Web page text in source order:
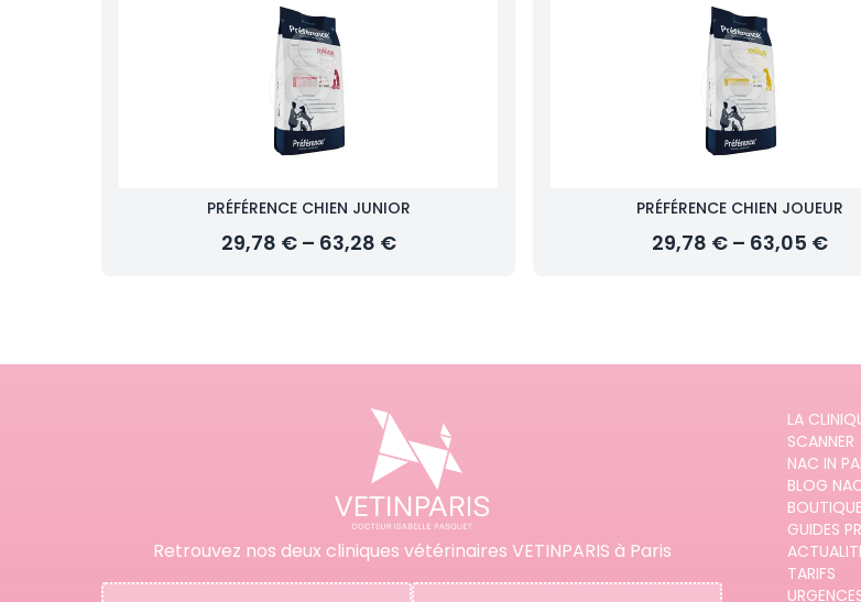
PRÉFÉRENCE CHIEN JUNIOR
29,78 € – 63,28 €
PRÉFÉRENCE CHIEN JOUEUR
29,78 € – 63,05 €
Retrouvez nos deux cliniques vétérinaires VETINPARIS à Paris
LA
SCANNER
NAC IN
BLOG
BOUTIQUE
GUIDES
TARIFS